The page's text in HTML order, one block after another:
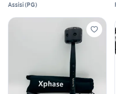
Assisi(PG)